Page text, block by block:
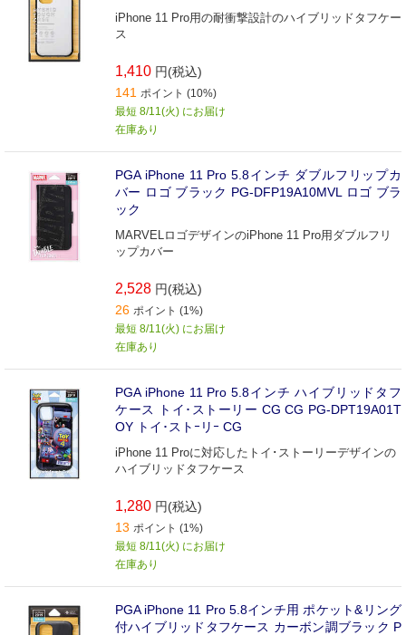
iPhone 11 Pro用の耐衝撃設計のハイブリッドタフケー
ス
1,410 円(税込)
141 ポイント (10%)
最短 8/11(火) にお届け
在庫あり
PGA iPhone 11 Pro 5.8インチ ダブルフリップカ
バー ロゴ ブラック PG-DFP19A10MVL ロゴ ブラ
ック
MARVELロゴデザインのiPhone 11 Pro用ダブルフリ
ップカバー
2,528 円(税込)
26 ポイント (1%)
最短 8/11(火) にお届け
在庫あり
PGA iPhone 11 Pro 5.8インチ ハイブリッドタフ
ケース トイ･ストーリー CG CG PG-DPT19A01T
OY トイ･ストｰリｰ CG
iPhone 11 Proに対応したトイ･ストーリーデザインの
ハイブリッドタフケース
1,280 円(税込)
13 ポイント (1%)
最短 8/11(火) にお届け
在庫あり
PGA iPhone 11 Pro 5.8インチ用 ポケット&リング
付ハイブリッドタフケース カーボン調ブラック P